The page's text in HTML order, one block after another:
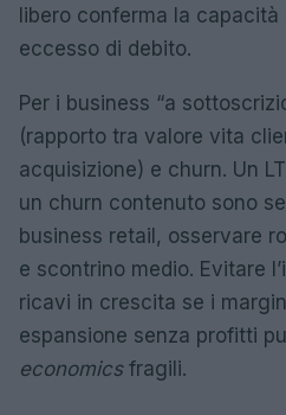
libero conferma la
eccesso di debito.
Per i business “a
(rapporto tra valore vita
acquisizione) e churn. Un
un churn contenuto sono
business retail, osservare
e scontrino medio. Evitare
ricavi in crescita se i
espansione senza profitti
economicsfragili.